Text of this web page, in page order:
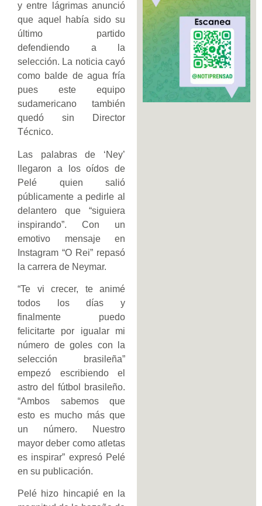
y entre lágrimas anunció
que aquel había sido su
último partido
defendiendo a la
selección. La noticia cayó
como balde de agua fría
pues este equipo
sudamericano también
quedó sin Director
Técnico.
Las palabras de ‘Ney’
llegaron a los oídos de
Pelé quien salió
públicamente a pedirle al
delantero que “siguiera
inspirando”. Con un
emotivo mensaje en
Instagram “O Rei” repasó
la carrera de Neymar.
“Te vi crecer, te animé
todos los días y
finalmente puedo
felicitarte por igualar mi
número de goles con la
selección brasileña”
empezó escribiendo el
astro del fútbol brasileño.
“Ambos sabemos que
esto es mucho más que
un número. Nuestro
mayor deber como atletas
es inspirar” expresó Pelé
en su publicación.
Pelé hizo hincapié en la